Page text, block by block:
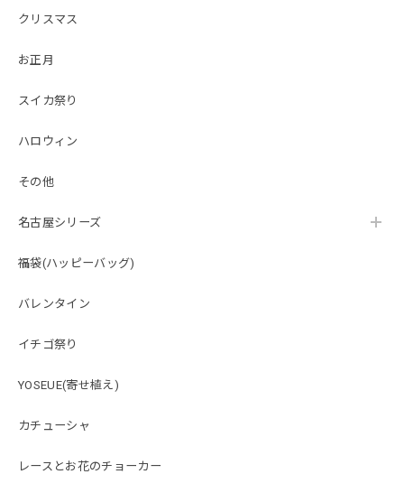
クリスマス
お正月
スイカ祭り
ハロウィン
その他
名古屋シリーズ
福袋(ハッピーバッグ)
バレンタイン
イチゴ祭り
YOSEUE(寄せ植え)
カチューシャ
レースとお花のチョーカー